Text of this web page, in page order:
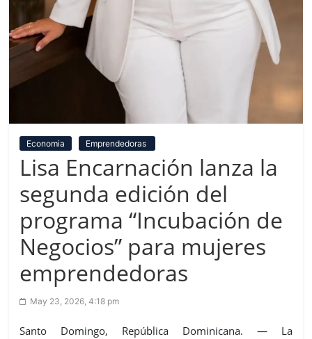
Economia Emprendedoras
Lisa Encarnación lanza la
segunda edición del
programa “Incubación de
Negocios” para mujeres
emprendedoras
May 23, 2026, 4:18 pm
Santo Domingo, República Dominicana. — La